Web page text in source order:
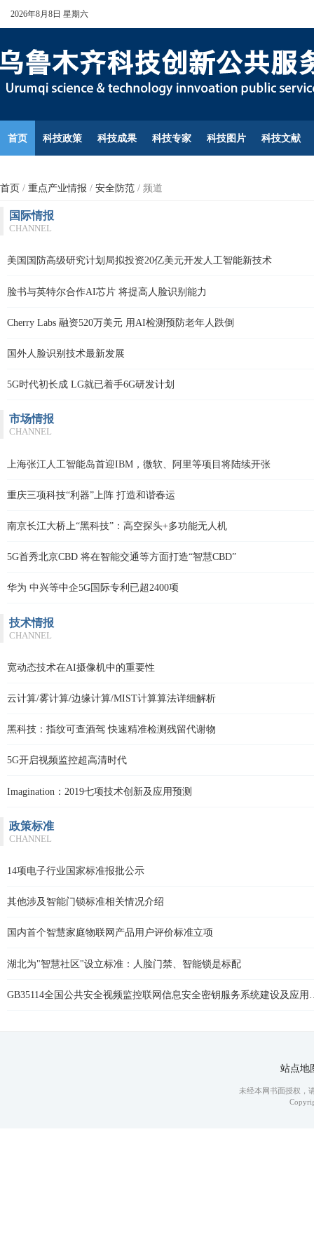
2026年8月8日 星期六
首页 科技政策 科技成果 科技专家 科技图片 科技文献
首页 / 重点产业情报 / 安全防范 / 频道
国际情报
CHANNEL
美国国防高级研究计划局拟投资20亿美元开发人工智能新技术
脸书与英特尔合作AI芯片 将提高人脸识别能力
Cherry Labs 融资520万美元 用AI检测预防老年人跌倒
国外人脸识别技术最新发展
5G时代初长成 LG就已着手6G研发计划
市场情报
CHANNEL
上海张江人工智能岛首迎IBM，微软、阿里等项目将陆续开张
重庆三项科技“利器”上阵 打造和谐春运
南京长江大桥上“黑科技”：高空探头+多功能无人机
5G首秀北京CBD 将在智能交通等方面打造“智慧CBD”
华为 中兴等中企5G国际专利已超2400项
技术情报
CHANNEL
宽动态技术在AI摄像机中的重要性
云计算/雾计算/边缘计算/MIST计算算法详细解析
黑科技：指纹可查酒驾 快速精准检测残留代谢物
5G开启视频监控超高清时代
Imagination：2019七项技术创新及应用预测
政策标准
CHANNEL
14项电子行业国家标准报批公示
其他涉及智能门锁标准相关情况介绍
国内首个智慧家庭物联网产品用户评价标准立项
湖北为"智慧社区"设立标准：人脸门禁、智能锁是标配
站点地
未经本网书面授权，